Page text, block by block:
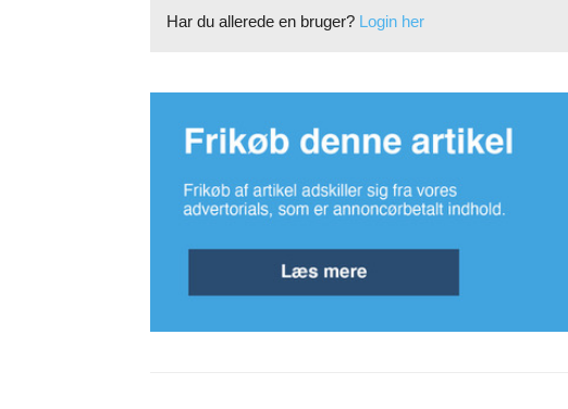
Har du allerede en bruger? Login her